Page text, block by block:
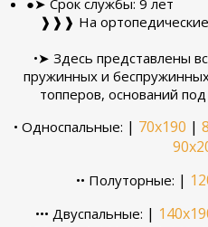
●➤ Срок службы: 9 лет
❱❱❱ На
•➤ Здесь представлены
пружинных и
топперов, оснований
• Односпальные: | 70х190 |
•• Полуторные: |
••• Двуспальные: |